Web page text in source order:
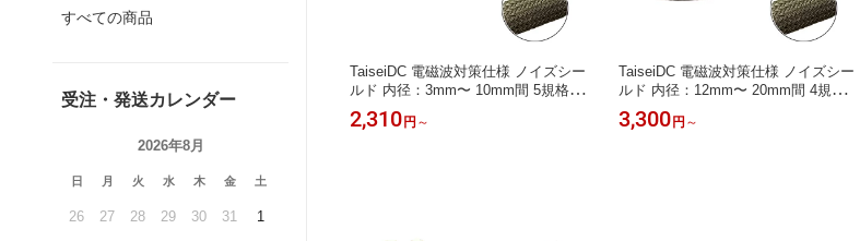
すべての商品
受注・発送カレンダー
2026年8月
日 月 火 水 木 金 土
26 27 28 29 30 31 1
m 難燃性仕様 電磁波対策仕様 編組ス
リーブ 3M巻 ノイズ対策仕様
TaiseiDC 電磁波対策仕様 ノイズシー
ルド 内径：3mm〜 10mm間 5規格選
択 編組スリーブ 3M巻 ノイズ対策仕
様
2,310 円 ～
TaiseiDC 電磁波対策仕様 ノイズシー
ルド 内径：12mm〜 20mm間 4規格選
択 編組スリーブ 3M巻 ノイズ対策仕
様
3,300 円 ～